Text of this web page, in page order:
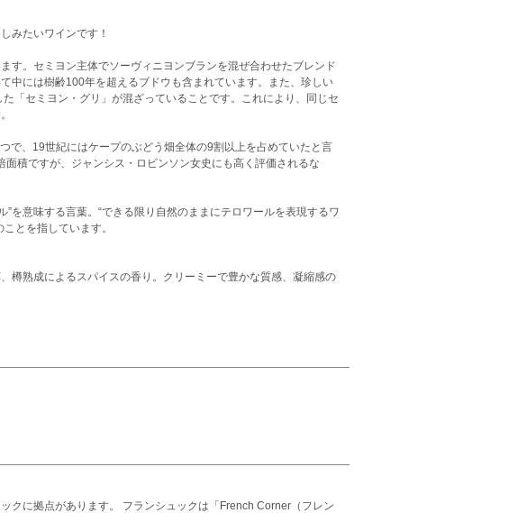
みたいワインです！
す。セミヨン主体でソーヴィニヨンブランを混ぜ合わせたブレンド
中には樹齢100年を超えるブドウも含まれています。また、珍しい
「セミヨン・グリ」が混ざっていることです。これにより、同じセ
、19世紀にはケープのぶどう畑全体の9割以上を占めていたと言
積ですが、ジャンシス・ロビンソン女史にも高く評価されるな
を意味する言葉。“できる限り自然のままにテロワールを表現するワ
とを指しています。
樽熟成によるスパイスの香り。クリーミーで豊かな質感、凝縮感の
クに拠点があります。 フランシュックは「French Corner（フレン